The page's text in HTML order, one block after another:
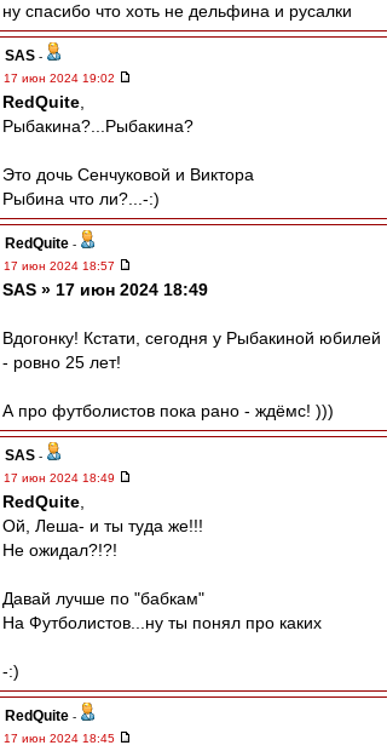
ну спасибо что хоть не дельфина и русалки
SAS -
17 июн 2024 19:02
RedQuite
Рыбакина?...Рыбакина?
Это дочь Сенчуковой и Виктора
Рыбина что ли?...-:)
RedQuite -
17 июн 2024 18:57
SAS » 17 июн 2024 18:49
Вдогонку! Кстати, сегодня у Рыбакиной юбилей
- ровно 25 лет!
А про футболистов пока рано - ждёмс! )))
SAS -
17 июн 2024 18:49
RedQuite
Ой, Леша- и ты туда же!!!
Не ожидал?!?!
Давай лучше по "бабкам"
На Футболистов...ну ты понял про каких
-:)
RedQuite -
17 июн 2024 18:45